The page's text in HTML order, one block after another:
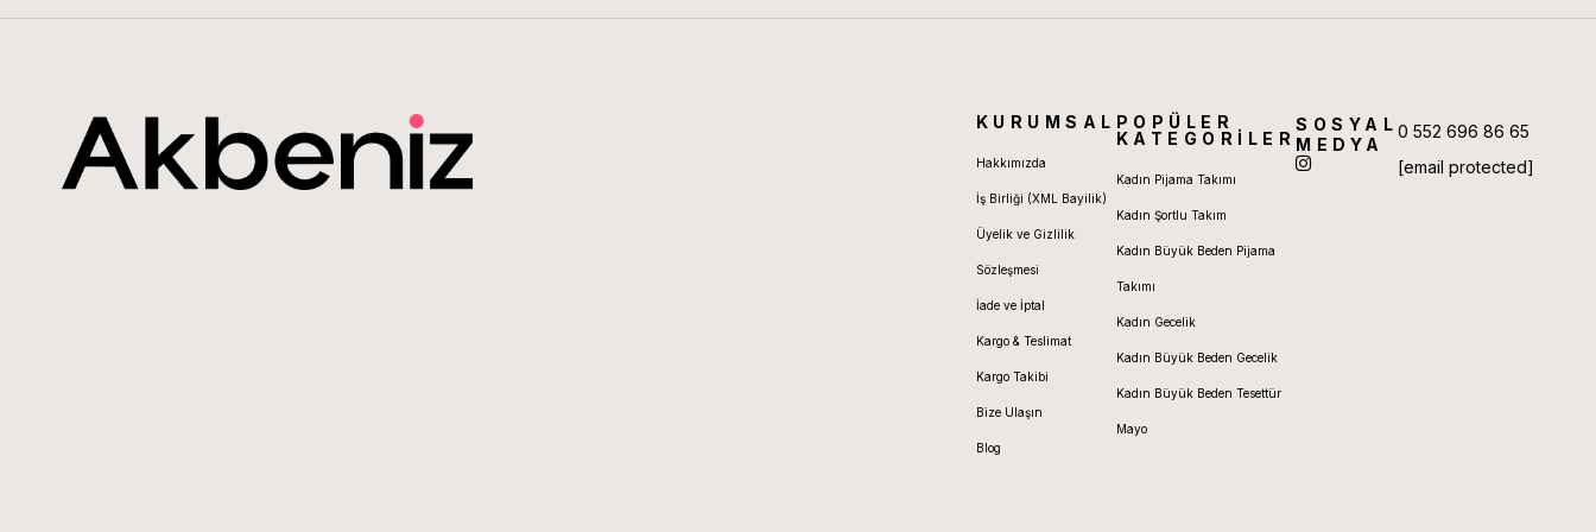
KURUMSAL
Hakkımızda
İş Birliği (XML Bayilik)
Üyelik ve Gizlilik
Sözleşmesi
İade ve İptal
Kargo & Teslimat
Kargo Takibi
Bize Ulaşın
Blog
POPÜLER
KATEGORİLER
Kadın Pijama Takımı
Kadın Şortlu Takım
Kadın Büyük Beden Pijama
Takımı
Kadın Gecelik
Kadın Büyük Beden Gecelik
Kadın Büyük Beden Tesettür
Mayo
SOSYAL
MEDYA
0 552 696 86 65
[email protected]